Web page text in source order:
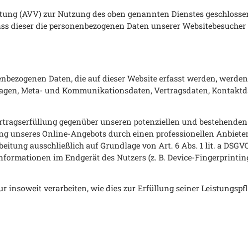
(AVV) zur Nutzung des oben genannten Dienstes
dieser die personenbezogenen Daten unserer
Daten, die auf dieser Website erfasst werden,
Meta- und Kommunikationsdaten, Vertragsdaten,
gegenüber unseren potenziellen und
unseres Online-Angebots durch einen professionellen
ausschließlich auf Grundlage von Art. 6 Abs. 1 lit. a
im Endgerät des Nutzers (z. B. Device-
insoweit verarbeiten, wie dies zur Erfüllung seiner